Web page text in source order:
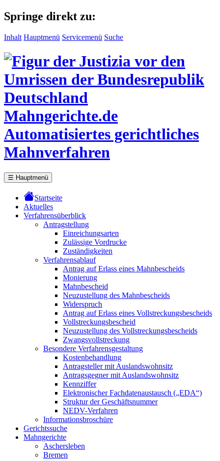
Springe direkt zu:
Inhalt Hauptmenü Servicemenü Suche
Mahngerichte.de
Automatisiertes gerichtliches
Mahnverfahren
☰ Hauptmenü
Startseite
Aktuelles
Verfahrensüberblick
Antragstellung
Einreichungsarten
Zulässige Vordrucke
Zuständigkeiten
Verfahrensablauf
Antrag auf Erlass eines Mahnbescheids
Monierung
Mahnbescheid
Neuzustellung des Mahnbescheids
Widerspruch
Antrag auf Erlass eines Vollstreckungsbescheids
Vollstreckungsbescheid
Neuzustellung des Vollstreckungsbescheids
Zwangsvollstreckung
Besondere Verfahrensgestaltung
Kostenbehandlung
Antragsteller mit Auslandswohnsitz
Antragsgegner mit Auslandswohnsitz
Kennziffer
Elektronischer Fachdatenaustausch („EDA“)
Struktur der Geschäftsnummer
NEDV-Verfahren
Informationsbroschüre
Gerichtssuche
Mahngerichte
Aschersleben
Bremen